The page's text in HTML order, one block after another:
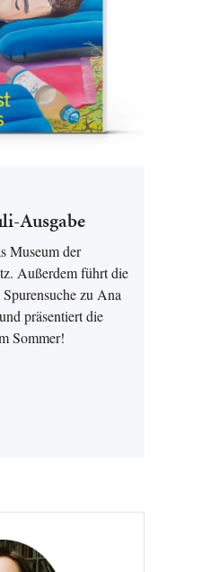
Ausgabe
Museum der
Außerdem führt die
zu Ana
präsentiert die
Sommer!